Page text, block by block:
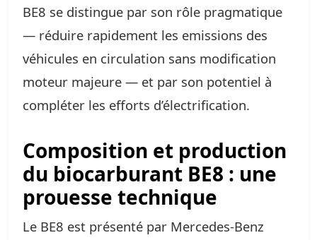
BE8 se distingue par son rôle pragmatique
— réduire rapidement les emissions des
véhicules en circulation sans modification
moteur majeure — et par son potentiel à
compléter les efforts d’électrification.
Composition et production
du biocarburant BE8 : une
prouesse technique
Le BE8 est présenté par Mercedes‑Benz